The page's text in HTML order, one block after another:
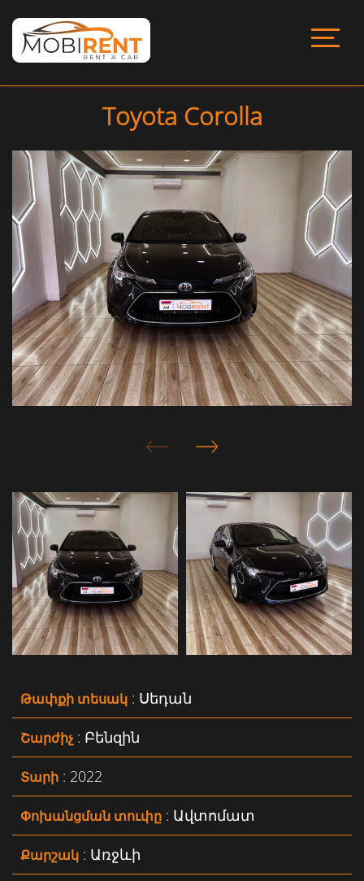
Toyota Corolla
Թափքի տեսակ : Սեդան
Շարժիչ : Բենզին
Տարի : 2022
Փոխանցման տուփը : Ավտոմատ
Քարշակ : Առջևի